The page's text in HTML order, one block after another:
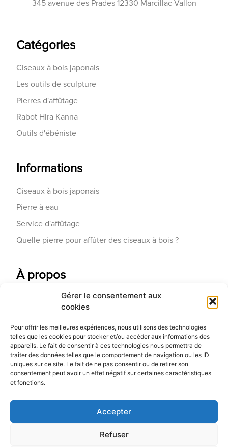
Gérer le consentement aux
cookies
Pour offrir les meilleures expériences, nous utilisons des technologies
telles que les cookies pour stocker et/ou accéder aux informations des
appareils. Le fait de consentir à ces technologies nous permettra de
traiter des données telles que le comportement de navigation ou les ID
uniques sur ce site. Le fait de ne pas consentir ou de retirer son
consentement peut avoir un effet négatif sur certaines caractéristiques
et fonctions.
Accepter
Refuser
345 avenue des Prades 12330 Marcillac-Vallon
Catégories
Ciseaux à bois japonais
Les outils de sculpture
Pierres d'affûtage
Rabot Hira Kanna
Outils d'ébéniste
Informations
Ciseaux à bois japonais
Pierre à eau
Service d'affûtage
Quelle pierre pour affûter des ciseaux à bois ?
À propos
Contactez-nous
Qui sommes-nous
Blog